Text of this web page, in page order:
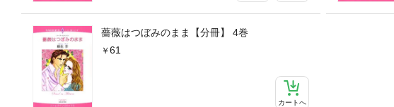
薔薇はつぼみのまま【分冊】 4巻
61
カートへ